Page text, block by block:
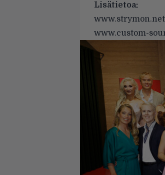
Lisätietoa:
www.strymon.net
www.custom-